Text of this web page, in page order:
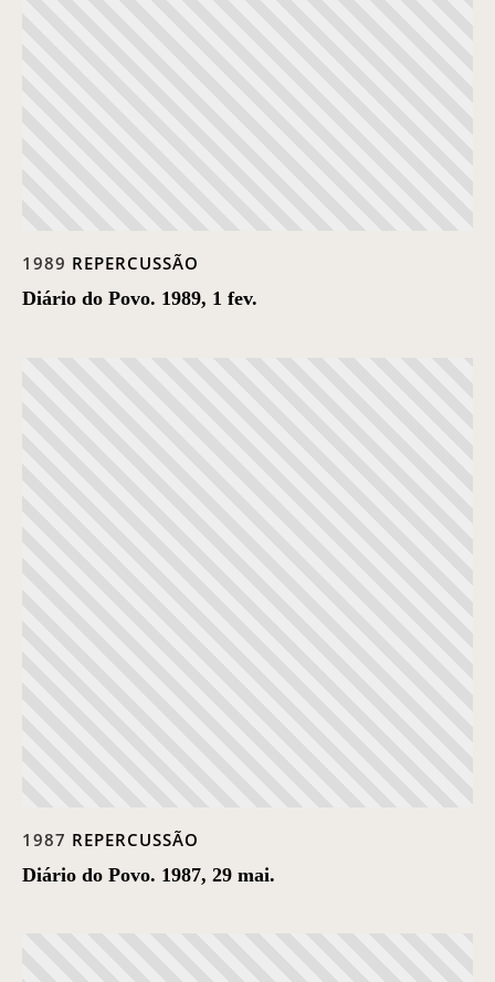
1989 REPERCUSSÃO
Diário do Povo. 1989, 1 fev.
1987 REPERCUSSÃO
Diário do Povo. 1987, 29 mai.